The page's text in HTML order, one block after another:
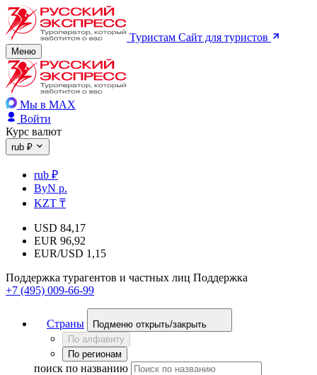
Туристам Сайт для туристов
Меню
Мы в MAX
Войти
Курс валют
rub ₽
rub ₽
ByN р.
KZT ₸
USD 84,17
EUR 96,92
EUR/USD 1,15
Поддержка турагентов и частных лиц Поддержка
+7 (495) 009-66-99
Страны
Подменю открыть/закрыть
По алфавиту
По регионам
поиск по названию